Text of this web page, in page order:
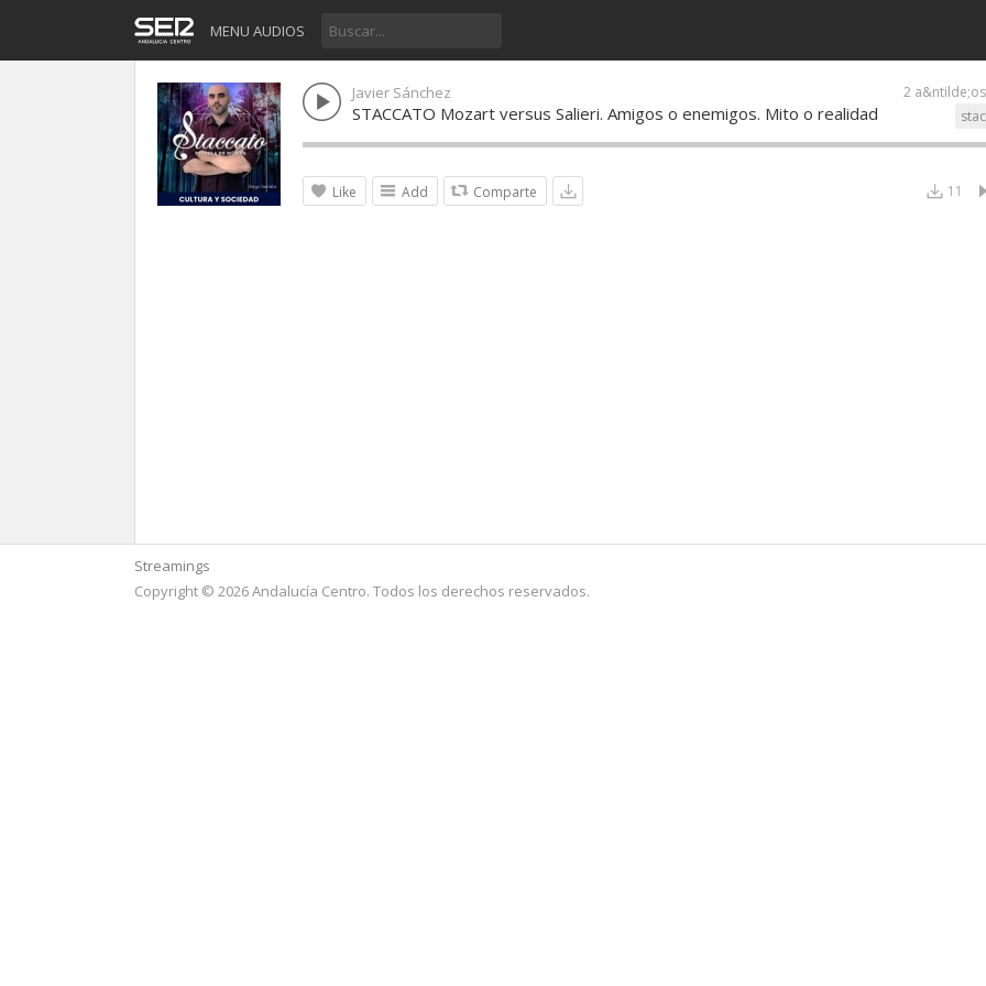
MENU AUDIOS
2
Javier Sánchez
STACCATO Mozart versus Salieri. Amigos o enemigos. Mito o realidad
Like Add Comparte 11
Streamings
Copyright © 2026 Andalucía Centro. Todos los derechos reservados.